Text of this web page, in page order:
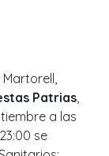
Patrias,
a las
se